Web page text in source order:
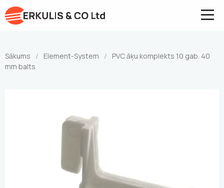
Sākums / Element-System /
PVC āķu komplekts 10 gab. 40
mm balts